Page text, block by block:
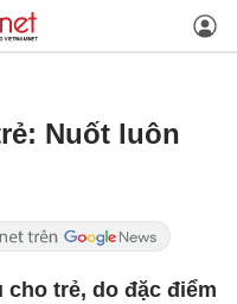
Nuốt luôn
trẻ, do đặc điểm